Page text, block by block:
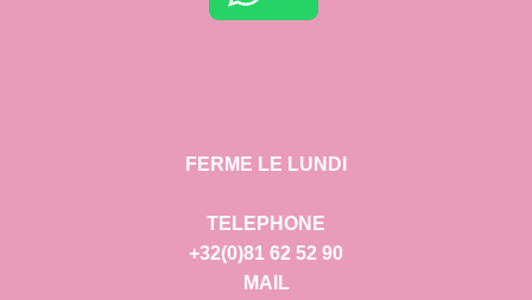
FERME LE LUNDI
TELEPHONE
+32(0)81 62 52 90
MAIL